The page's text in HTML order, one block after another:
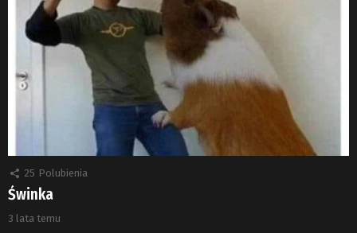
25 Polubienia
Świnka
3 lata temu